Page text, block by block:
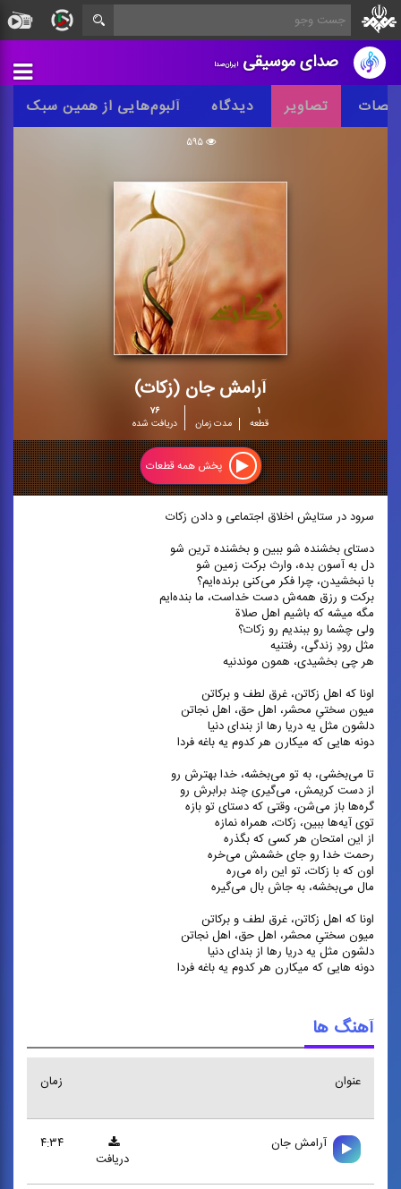
صدای موسیقیایران‌صدا
تصاویر دیدگاه آلبوم‌هایی از همین سبک
۵۹۵
آرامش جان (زکات)
۱
قطعه
مدت زمان
۷۶
دریافت شده
پخش همه قطعات
سرود در ستایش اخلاق اجتماعی و دادن زکات
دستای بخشنده ‌شو ببین و بخشنده ترین شو
دل به آسون بده، وارث برکت زمین شو
با نبخشیدن، چرا فکر می‌کنی برنده‌ایم؟
برکت و رزق همه‌ش دست خداست، ما بنده‌ایم
مگه میشه که باشیم اهل صلاة
ولی چشما رو ببندیم رو زکات؟
مثل رودِ زندگی، رفتنیه
هر چی بخشیدی، همون موندنیه
اونا که اهل زکاتن، غرق لطف و برکاتن
میون سختیِ محشر، اهل حق، اهل نجاتن
دلشون مثل یه دریا رها از بندای دنیا
دونه هایی که میکارن هر کدوم یه باغه فردا
تا می‌بخشی، به تو می‌بخشه، خدا بهترش رو
از دست کریمش، می‌گیری چند برابرش رو
گره‌ها باز می‌شن، وقتی که دستای تو بازه
توی آیه‌ها ببین، زکات، همراه نمازه
از این امتحان هر کسی که بگذره
رحمت خدا رو جای خشمش می‌خره
اون که با زکات، تو این راه می‌ره
مال می‌بخشه، به جاش بال می‌گیره
اونا که اهل زکاتن، غرق لطف و برکاتن
میون سختیِ محشر، اهل حق، اهل نجاتن
دلشون مثل یه دریا رها از بندای دنیا
دونه هایی که میکارن هر کدوم یه باغه فردا
آهنگ ها
عنوان زمان
آرامش جان
۴:۳۴
دریافت